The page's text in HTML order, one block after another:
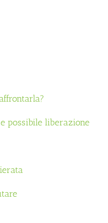
possibile liberazione